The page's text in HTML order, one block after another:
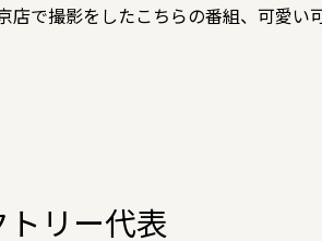
店で撮影をしたこちらの番組、可愛
リー代表